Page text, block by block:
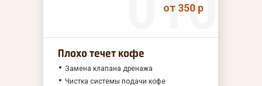
от 350 р
Плохо течет кофе
Замена клапана дренажа
Чистка системы подачи кофе